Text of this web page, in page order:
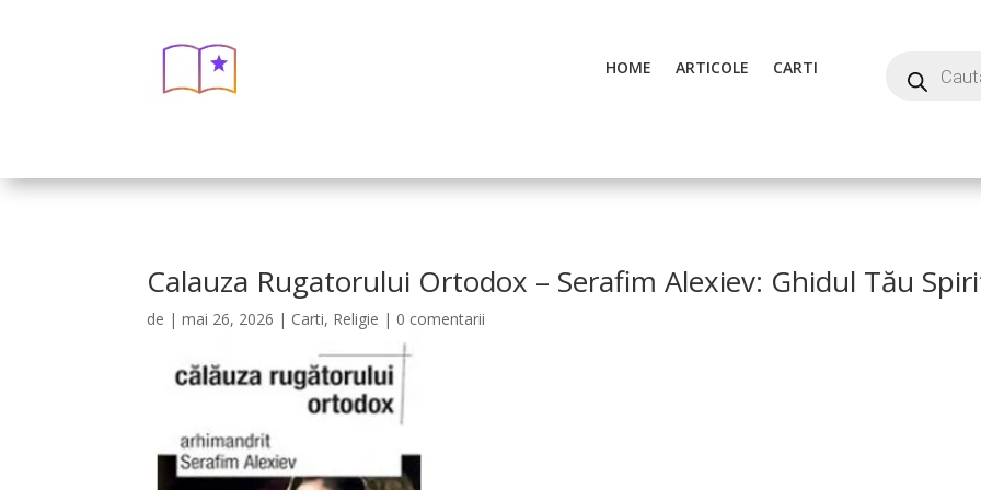
HOME ARTICOLE CARTI
Calauza Rugatorului Ortodox – Serafim Alexiev: Ghidul Tău
de |mai 26, 2026 | Carti, Religie | 0 comentarii